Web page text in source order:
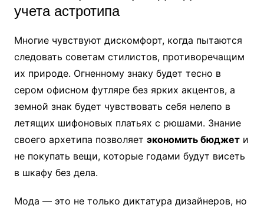
учета астротипа
Многие чувствуют дискомфорт, когда пытаются
следовать советам стилистов, противоречащим
их природе. Огненному знаку будет тесно в
сером офисном футляре без ярких акцентов, а
земной знак будет чувствовать себя нелепо в
летящих шифоновых платьях с рюшами. Знание
своего архетипа позволяет экономить бюджети
не покупать вещи, которые годами будут висеть
в шкафу без дела.
Мода — это не только диктатура дизайнеров, но